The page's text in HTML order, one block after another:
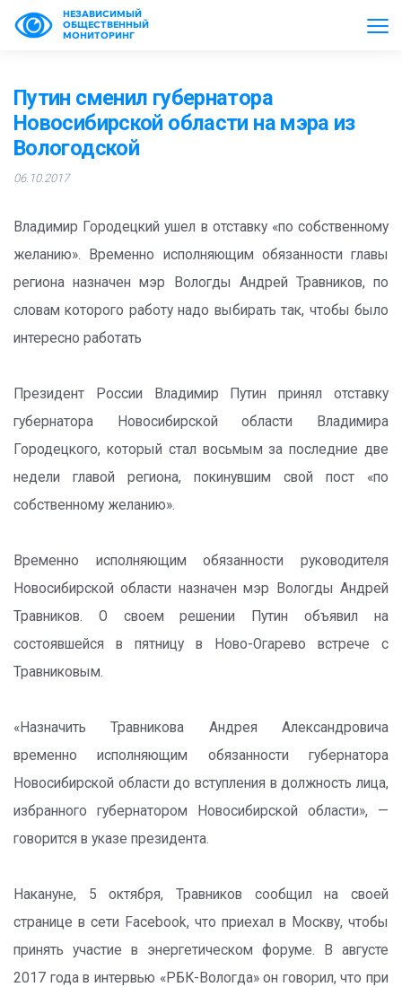
НЕЗАВИСИМЫЙ
ОБЩЕСТВЕННЫЙ
МОНИТОРИНГ
Путин сменил губернатора
Новосибирской области на мэра из
Вологодской
06.10.2017
Владимир Городецкий ушел в отставку «по собственному
желанию». Временно исполняющим обязанности главы
региона назначен мэр Вологды Андрей Травников, по
словам которого работу надо выбирать так, чтобы было
интересно работать
Президент России Владимир Путин принял отставку
губернатора Новосибирской области Владимира
Городецкого, который стал восьмым за последние две
недели главой региона, покинувшим свой пост «по
собственному желанию».
Временно исполняющим обязанности руководителя
Новосибирской области назначен мэр Вологды Андрей
Травников. О своем решении Путин объявил на
состоявшейся в пятницу в Ново-Огарево встрече с
Травниковым.
«Назначить Травникова Андрея Александровича
временно исполняющим обязанности губернатора
Новосибирской области до вступления в должность лица,
избранного губернатором Новосибирской области», —
говорится в указе президента.
Накануне, 5 октября, Травников сообщил на своей
странице в сети Facebook, что приехал в Москву, чтобы
принять участие в энергетическом форуме. В августе
2017 года в интервью «РБК-Вологда» он говорил, что при